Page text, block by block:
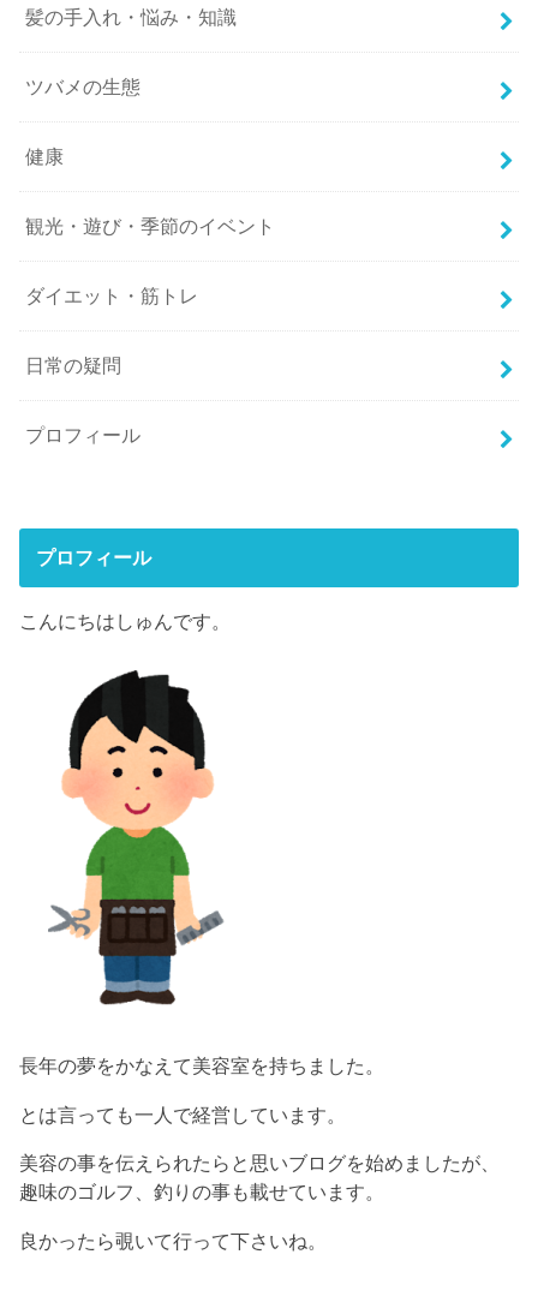
髪の手入れ・悩み・知識
ツバメの生態
健康
観光・遊び・季節のイベント
ダイエット・筋トレ
日常の疑問
プロフィール
プロフィール
こんにちはしゅんです。
長年の夢をかなえて美容室を持ちました。
とは言っても一人で経営しています。
美容の事を伝えられたらと思いブログを始めましたが、
趣味のゴルフ、釣りの事も載せています。
良かったら覗いて行って下さいね。